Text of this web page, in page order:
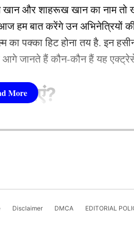
में बुराई पर अच्छाई की
रंगोली से सजाया जाता है। लोग
मनाते हैं.
का प्रेम और सुरक्षा का बंधन
और शाहरूख खान का नाम तो
हम बात करेंगे उन अभिनेत्रियों
का पक्का हिट होना तय है. इन
आगे जानते हैं कौन-कौन हैं यह
Padukone)
Disclaimer DMCA EDITORIAL